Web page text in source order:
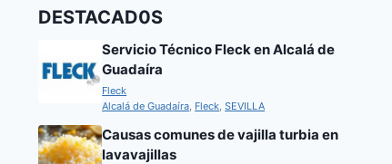
DESTACAD0S
Servicio Técnico Fleck en Alcalá de
Guadaíra
Fleck
Alcalá de Guadaíra Fleck ,SEVILLA
Causas comunes de vajilla turbia en
lavavajillas